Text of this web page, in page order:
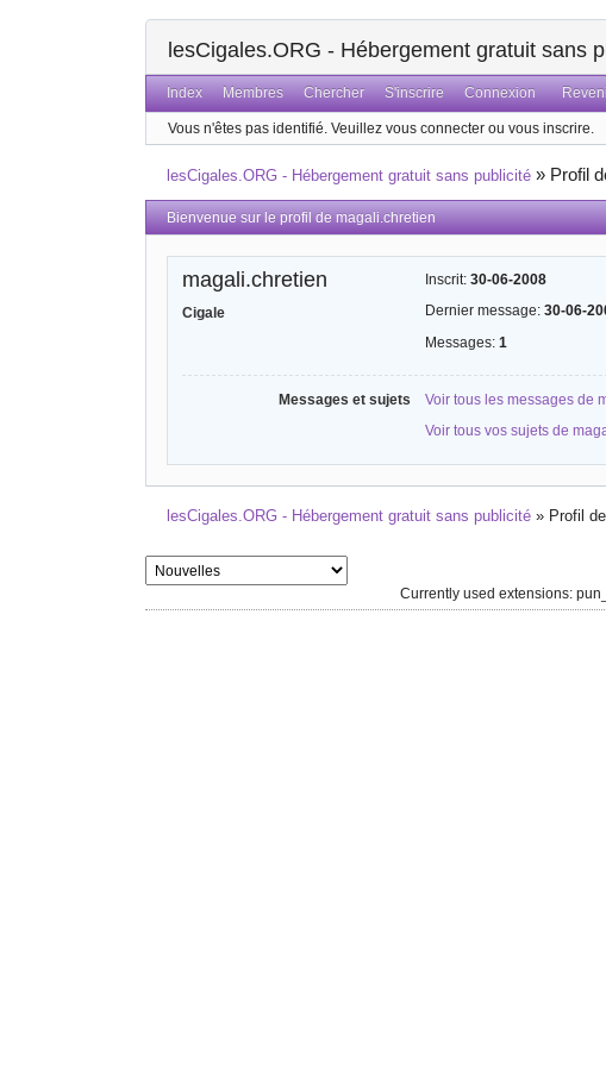
lesCigales.ORG - Hébergement gratuit sans
Index Membres Chercher S'inscrire Connexion
Vous n'êtes pas identifié. Veuillez vous connecter ou vous inscrire.
lesCigales.ORG - Hébergement gratuit sans publicité » Profil
Bienvenue sur le profil de magali.chretien
magali.chretien
Cigale
Inscrit: 30-06-2008
Dernier message: 30-06-
Messages: 1
Messages et sujets
Voir tous les messages de
Voir tous vos sujets de
lesCigales.ORG - Hébergement gratuit sans publicité » Profil
Currently used extensions: